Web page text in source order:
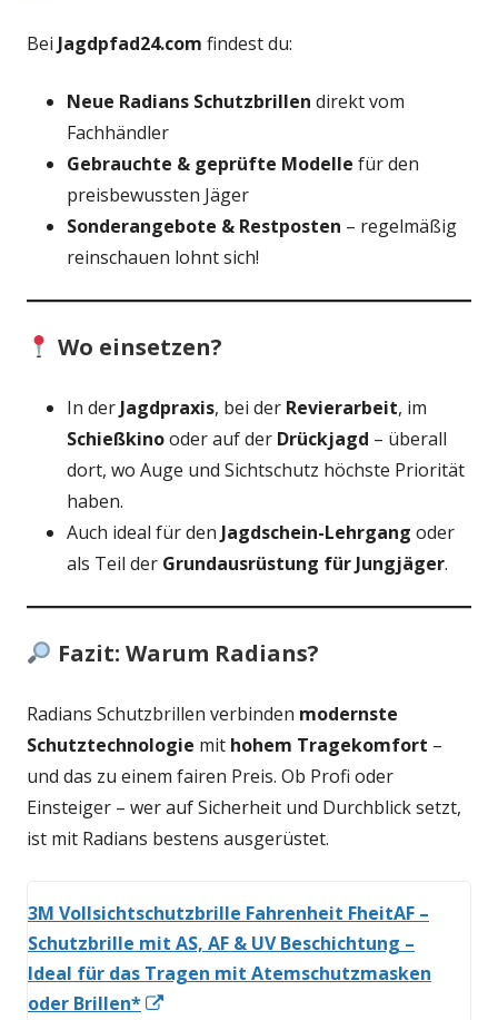
Bei Jagdpfad24.com findest du:
Neue Radians Schutzbrillen direkt vom
Fachhändler
Gebrauchte & geprüfte Modelle für den
preisbewussten Jäger
Sonderangebote & Restposten – regelmäßig
reinschauen lohnt sich!
Wo einsetzen?
In der Jagdpraxis, bei der Revierarbeit, im
Schießkinooder auf der Drückjagd – überall
dort, wo Auge und Sichtschutz höchste Priorität
haben.
Auch ideal für den Jagdschein-Lehrgang oder
als Teil der Grundausrüstung für Jungjäger.
Fazit: Warum Radians?
Radians Schutzbrillen verbinden modernste
Schutztechnologie mit hohem Tragekomfort –
und das zu einem fairen Preis. Ob Profi oder
Einsteiger – wer auf Sicherheit und Durchblick setzt,
ist mit Radians bestens ausgerüstet.
3M Vollsichtschutzbrille Fahrenheit FheitAF –
Schutzbrille mit AS, AF & UV Beschichtung –
Ideal für das Tragen mit Atemschutzmasken
oder Brillen*